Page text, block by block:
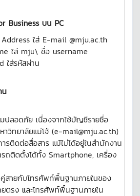
Business บน PC
ใส่ E-mail @mju.ac.th
ใส่ mju\ ชื่อ username
ใส่รหัสผ่าน
น
มปลอดภัย เนื่องจากใช้บัญชีรายชื่อ
าวิทยาลัยแม่โจ้ (e-mail@mju.ac.th)
รติดต่อสื่อสาร แม้ไม่ได้อยู่ในสำนักงาน
รถติดตั้งได้ทั้ง Smartphone, เครื่อง
สายกับโทรศัพท์พื้นฐานภายในของ
ยตรง และโทรศัพท์พื้นฐานภายใน